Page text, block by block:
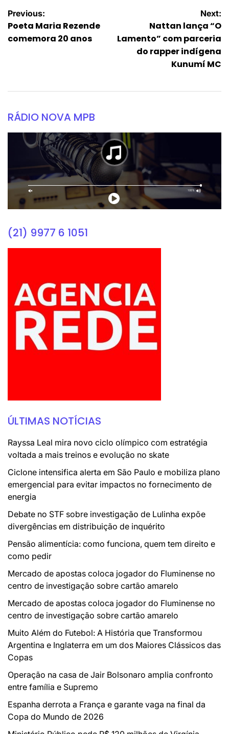
Previous:
Poeta Maria Rezende
comemora 20 anos
Next:
Nattan lança “O
Lamento” com parceria
do rapper indígena
Kunumí MC
RÁDIO NOVA MPB
(21) 9977 6 1051
ÚLTIMAS NOTÍCIAS
Rayssa Leal mira novo ciclo olímpico com estratégia
voltada a mais treinos e evolução no skate
Ciclone intensifica alerta em São Paulo e mobiliza plano
emergencial para evitar impactos no fornecimento de
energia
Debate no STF sobre investigação de Lulinha expõe
divergências em distribuição de inquérito
Pensão alimentícia: como funciona, quem tem direito e
como pedir
Mercado de apostas coloca jogador do Fluminense no
centro de investigação sobre cartão amarelo
Mercado de apostas coloca jogador do Fluminense no
centro de investigação sobre cartão amarelo
Muito Além do Futebol: A História que Transformou
Argentina e Inglaterra em um dos Maiores Clássicos das
Copas
Operação na casa de Jair Bolsonaro amplia confronto
entre família e Supremo
Espanha derrota a França e garante vaga na final da
Copa do Mundo de 2026